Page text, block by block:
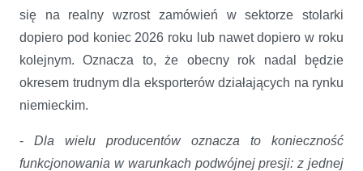
się na realny wzrost zamówień w sektorze stolarki
dopiero pod koniec 2026 roku lub nawet dopiero w roku
kolejnym. Oznacza to, że obecny rok nadal będzie
okresem trudnym dla eksporterów działających na rynku
niemieckim.
- Dla wielu producentów oznacza to konieczność
funkcjonowania w warunkach podwójnej presji: z jednej